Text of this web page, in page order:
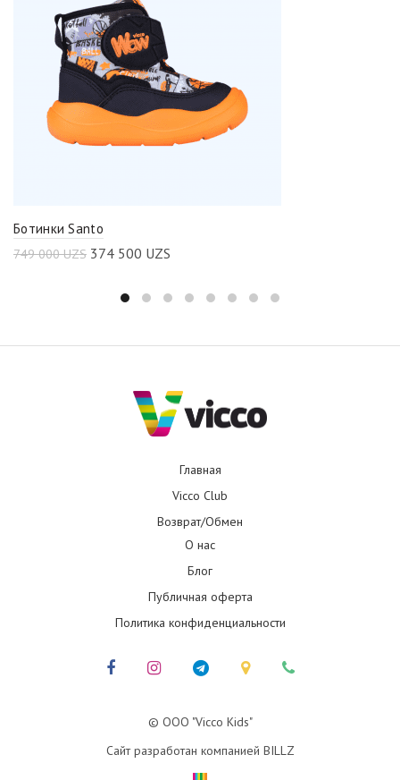
Ботинки Santo
749 000UZS 374 500 UZS
Главная
Vicco Club
Возврат/Обмен
О нас
Блог
Публичная оферта
Политика конфиденциальности
© ООО "Vicco Kids"
Сайт разработан компанией BILLZ